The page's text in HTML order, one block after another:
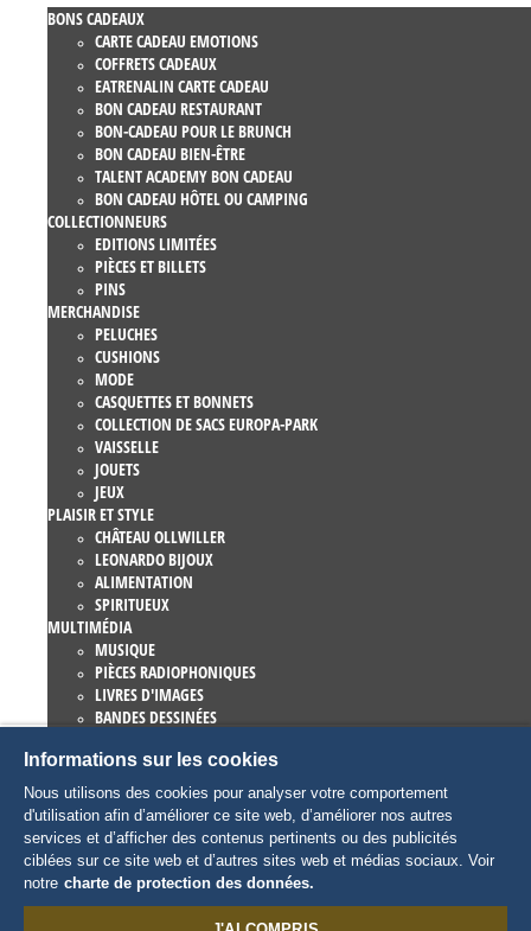
BONS CADEAUX
CARTE CADEAU EMOTIONS
COFFRETS CADEAUX
EATRENALIN CARTE CADEAU
BON CADEAU RESTAURANT
BON-CADEAU POUR LE BRUNCH
BON CADEAU BIEN-ÊTRE
TALENT ACADEMY BON CADEAU
BON CADEAU HÔTEL OU CAMPING
COLLECTIONNEURS
EDITIONS LIMITÉES
PIÈCES ET BILLETS
PINS
MERCHANDISE
PELUCHES
CUSHIONS
MODE
CASQUETTES ET BONNETS
COLLECTION DE SACS EUROPA-PARK
VAISSELLE
JOUETS
JEUX
PLAISIR ET STYLE
CHÂTEAU OLLWILLER
LEONARDO BIJOUX
ALIMENTATION
SPIRITUEUX
MULTIMÉDIA
MUSIQUE
PIÈCES RADIOPHONIQUES
LIVRES D'IMAGES
BANDES DESSINÉES
EUROPA-PARK LIVRES
JEUX ET FILMS
COLLECTIONS
EUROPA-PARK ATTRACTIONS
TRAUMATICA – FESTIVAL OF FEAR
ARTICLES COLLECTORS
EATRENALIN
Informations sur les cookies
Nous utilisons des cookies pour analyser votre comportement
d'utilisation afin d’améliorer ce site web, d’améliorer nos autres
services et d’afficher des contenus pertinents ou des publicités
ciblées sur ce site web et d’autres sites web et médias sociaux. Voir
notre charte de protection des données.